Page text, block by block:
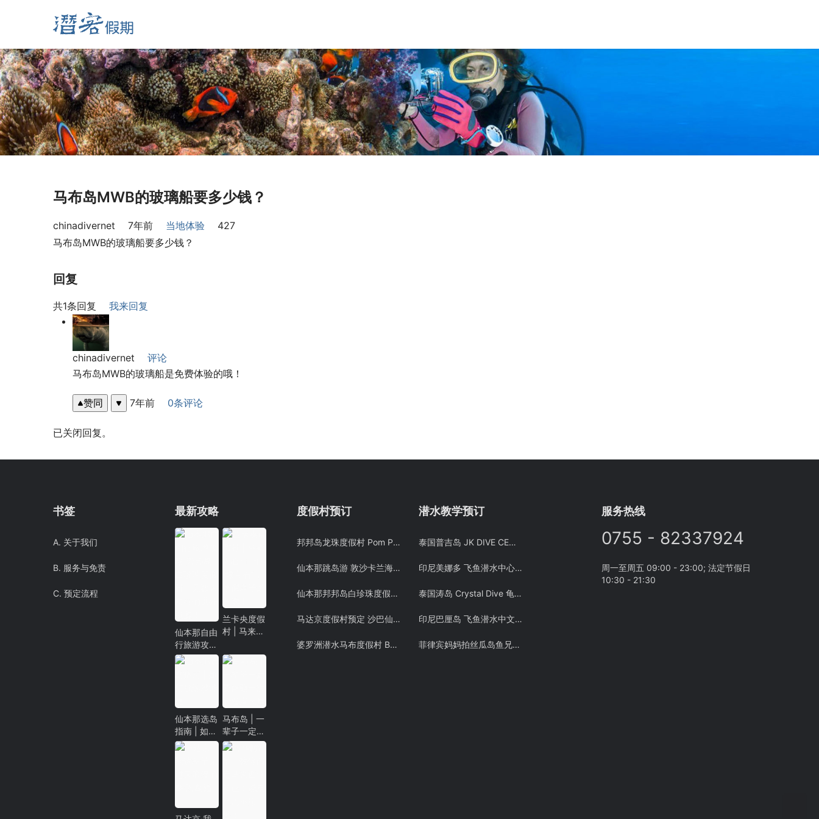
马布岛MWB的玻璃船要多少钱？
chinadivernet 7年前 当地体验
427
马布岛MWB的玻璃船要多少钱？
回复
共1条回复 我来回复
chinadivernet
评论
马布岛MWB的玻璃船是免费体验的哦！
赞同 7年前 0条评论
已关闭回复。
书签
A. 关于我们
B. 服务与免责
C. 预定流程
最新攻略
仙本那自由
行旅游攻
略|邦邦岛
桃源！
兰卡央度假
村 | 马来人
“绿宝石”，
寒假亲子游
仙本那选岛
指南 | 如何
挑选沙滩屋
马布岛 | 一
辈子一定要
体验一次的
度假村预订
邦邦岛龙珠度假村 Pom Pom Resort 邦邦岛水屋沙滩屋预定 仙本那 潜客
仙本那跳岛游 敦沙卡兰海洋公园 邦邦岛 卡帕莱 巴瑶族 浮潜预定 潜客
仙本那邦邦岛白珍珠度假村Pom Pom Mussah Poteh Resort 邦邦岛海景房园林房预定 仙本那 潜客
马达京度假村预定 沙巴仙本那诗巴丹Mataking岛 潜水浮潜套餐 潜客
婆罗洲潜水马布度假村 Borneo Divers 仙本那马步岛预定 诗巴丹 潜客
潜水教学预订
泰国普吉岛 JK DIVE CENTER 潜水课程OW+AOW中文考证PADI 免费接送 中文教练
印尼美娜多 飞鱼潜水中心潜水教学 布纳肯 PADI OW/AOW潜水考证课程 中文教练
泰国涛岛 Crystal Dive 龟岛潜水 PADI OW/AOW 考证教学课程 潜水证
印尼巴厘岛 飞鱼潜水中文教练 PADI OW/AOW潜水考证教学课程
菲律宾妈妈拍丝瓜岛鱼兄弟 PADI OW潜水考证教学课程 Malapascua
服务热线
0755 - 82337924
周一至周五 09:00 - 23:00; 法定节假日
10:30 - 21:30